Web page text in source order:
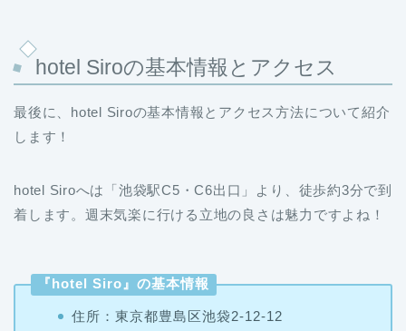
hotel Siroの基本情報とアクセス
最後に、hotel Siroの基本情報とアクセス方法について紹介
します！
hotel Siroへは「池袋駅C5・C6出口」より、徒歩約3分で到
着します。週末気楽に行ける立地の良さは魅力ですよね！
『hotel Siro』の基本情報
住所：東京都豊島区池袋2-12-12